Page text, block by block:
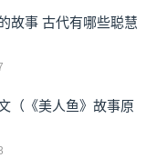
故事 古代有哪些聪慧
（《美人鱼》故事原